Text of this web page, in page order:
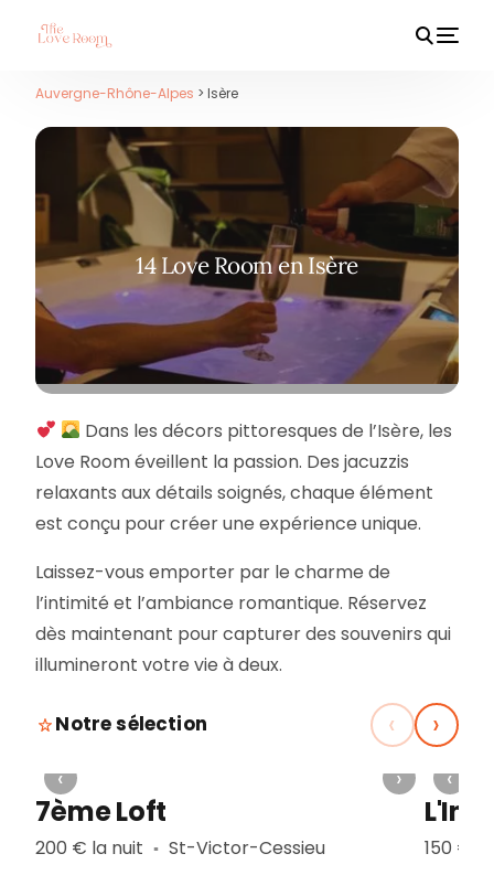
Auvergne-Rhône-Alpes > Isère
14 Love Room en Isère
Dans les décors pittoresques de l’Isère, les
Love Room éveillent la passion. Des jacuzzis
relaxants aux détails soignés, chaque élément
est conçu pour créer une expérience unique.
Laissez-vous emporter par le charme de
l’intimité et l’ambiance romantique. Réservez
dès maintenant pour capturer des souvenirs qui
illumineront votre vie à deux.
Notre sélection ‹ ›
‹ ›
7ème Loft
200 € la nuit ▪︎ St-Victor-Cessieu
‹
150 €